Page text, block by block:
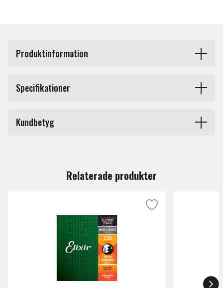
Produktinformation
EPS300-5 Custom Light Top/Medium Bottom/Long Scale,
043 063 085 107 127.
längtan efter den perfekta stålsträngen. Ljudkaraktären är
brilliant och mycket klar, rik på övertoner och en fokuserad
• PSB127T B.
Detta set är maximerat för PRS elbasar. A, E och B-
strängen är av Tapered modell, d.v.s. att strängen
vid kulan smalnar av för att passa vissa stall.
Specifikationer
Kundbetyg
Relaterade produkter